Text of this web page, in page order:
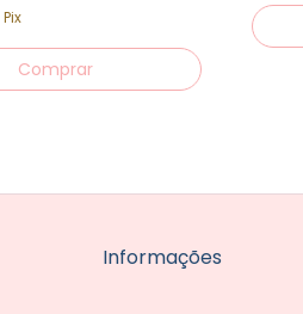
Pix
Informações